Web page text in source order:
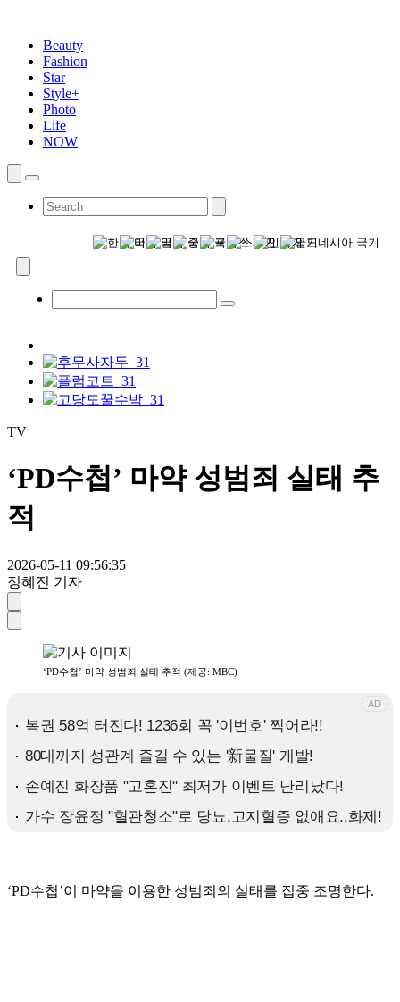
Beauty
Fashion
Star
Style+
Photo
Life
NOW
TV
‘PD수첩’ 마약 성범죄 실태 추
적
2026-05-11 09:56:35
정혜진 기자
‘PD수첩’ 마약 성범죄 실태 추적 (제공: MBC)
‘PD수첩’이 마약을 이용한 성범죄의 실태를 집중 조명한다.